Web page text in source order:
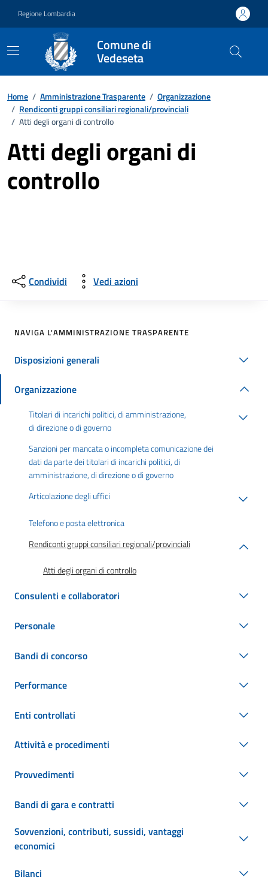
Regione Lombardia
Comune di
Vedeseta
Home / Amministrazione Trasparente / Organizzazione
/ Rendiconti gruppi consiliari regionali/provinciali
/ Atti degli organi di controllo
Atti degli organi di
controllo
Condividi Vedi azioni
NAVIGA L'AMMINISTRAZIONE TRASPARENTE
Disposizioni generali
Organizzazione
Titolari di incarichi politici, di amministrazione,
di direzione o di governo
Sanzioni per mancata o incompleta comunicazione dei
dati da parte dei titolari di incarichi politici, di
amministrazione, di direzione o di governo
Articolazione degli uffici
Telefono e posta elettronica
Rendiconti gruppi consiliari regionali/provinciali
Atti degli organi di controllo
Consulenti e collaboratori
Personale
Bandi di concorso
Performance
Enti controllati
Attività e procedimenti
Provvedimenti
Bandi di gara e contratti
Sovvenzioni, contributi, sussidi, vantaggi
economici
Bilanci